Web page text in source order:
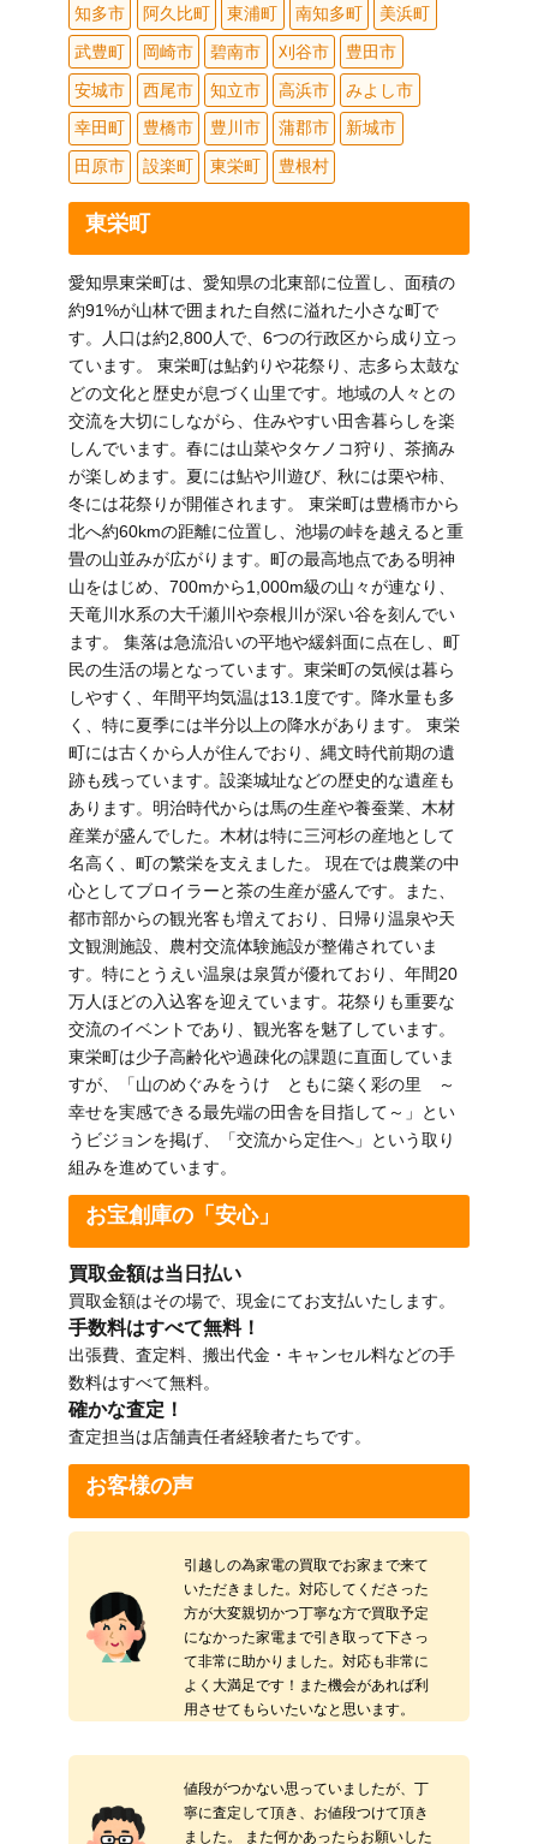
知多市
阿久比町 東浦町 南知多町
美浜町
武豊町
岡崎市 碧南市 刈谷市
豊田市
安城市
西尾市 知立市 高浜市
みよし市
幸田町
豊橋市 豊川市 蒲郡市
新城市
田原市
設楽町 東栄町 豊根村
東栄町
愛知県東栄町は、愛知県の北東部に位置し、面積の
約91%が山林で囲まれた自然に溢れた小さな町で
す。人口は約2,800人で、6つの行政区から成り立っ
ています。 東栄町は鮎釣りや花祭り、志多ら太鼓な
どの文化と歴史が息づく山里です。地域の人々との
交流を大切にしながら、住みやすい田舎暮らしを楽
しんでいます。春には山菜やタケノコ狩り、茶摘み
が楽しめます。夏には鮎や川遊び、秋には栗や柿、
冬には花祭りが開催されます。 東栄町は豊橋市から
北へ約60kmの距離に位置し、池場の峠を越えると重
畳の山並みが広がります。町の最高地点である明神
山をはじめ、700mから1,000m級の山々が連なり、
天竜川水系の大千瀬川や奈根川が深い谷を刻んでい
ます。 集落は急流沿いの平地や緩斜面に点在し、町
民の生活の場となっています。東栄町の気候は暮ら
しやすく、年間平均気温は13.1度です。降水量も多
く、特に夏季には半分以上の降水があります。 東栄
町には古くから人が住んでおり、縄文時代前期の遺
跡も残っています。設楽城址などの歴史的な遺産も
あります。明治時代からは馬の生産や養蚕業、木材
産業が盛んでした。木材は特に三河杉の産地として
名高く、町の繁栄を支えました。 現在では農業の中
心としてブロイラーと茶の生産が盛んです。また、
都市部からの観光客も増えており、日帰り温泉や天
文観測施設、農村交流体験施設が整備されていま
す。特にとうえい温泉は泉質が優れており、年間20
万人ほどの入込客を迎えています。花祭りも重要な
交流のイベントであり、観光客を魅了しています。
東栄町は少子高齢化や過疎化の課題に直面していま
すが、「山のめぐみをうけ ともに築く彩の里 ～
幸せを実感できる最先端の田舎を目指して～」とい
うビジョンを掲げ、「交流から定住へ」という取り
組みを進めています。
お宝創庫の「安心」
買取金額は当日払い
買取金額はその場で、現金にてお支払いたします。
手数料はすべて無料！
出張費、査定料、搬出代金・キャンセル料などの手
数料はすべて無料。
確かな査定！
査定担当は店舗責任者経験者たちです。
お客様の声
引越しの為家電の買取でお家まで来て
いただきました。対応してくださった
方が大変親切かつ丁寧な方で買取予定
になかった家電まで引き取って下さっ
て非常に助かりました。対応も非常に
よく大満足です！また機会があれば利
用させてもらいたいなと思います。
値段がつかない思っていましたが、丁
寧に査定して頂き、お値段つけて頂き
ました。 また何かあったらお願いした